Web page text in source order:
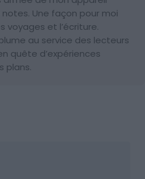
Une façon pour moi
voyages et l’écriture.
au service des lecteurs
quête d’expériences
plans.